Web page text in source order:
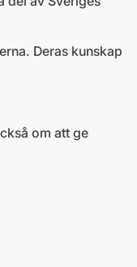
Deras kunskap
om att ge